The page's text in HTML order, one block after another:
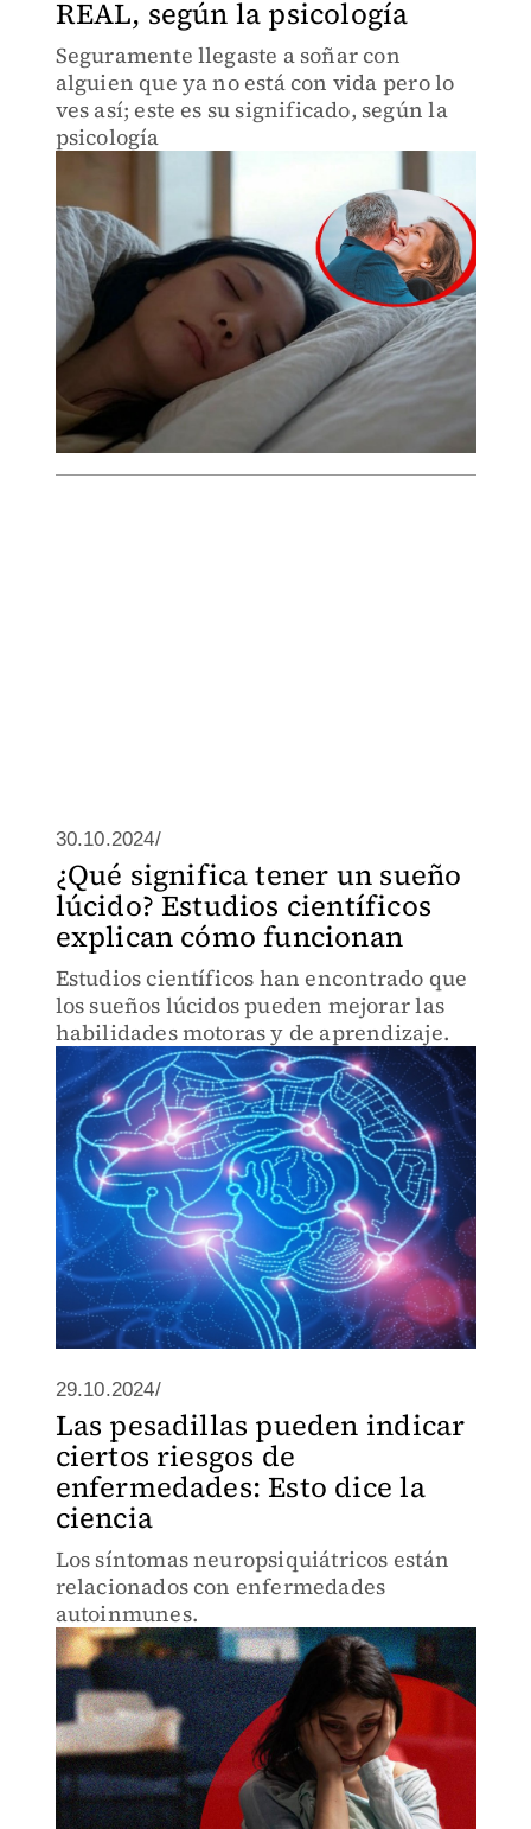
REAL, según la psicología
Seguramente llegaste a soñar con
alguien que ya no está con vida pero lo
ves así; este es su significado, según la
psicología
30.10.2024/
¿Qué significa tener un sueño
lúcido? Estudios científicos
explican cómo funcionan
Estudios científicos han encontrado que
los sueños lúcidos pueden mejorar las
habilidades motoras y de aprendizaje.
29.10.2024/
Las pesadillas pueden indicar
ciertos riesgos de
enfermedades: Esto dice la
ciencia
Los síntomas neuropsiquiátricos están
relacionados con enfermedades
autoinmunes.